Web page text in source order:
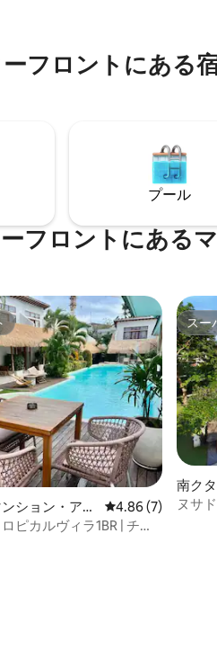
フロントにある
プール
フロントにある
星の平均評価
ション・アパ
レビュー7件、5つ
4.86 (7)
ピカルヴィラ1BR | チャ
スー
スー
南ク
ト
ヌサ